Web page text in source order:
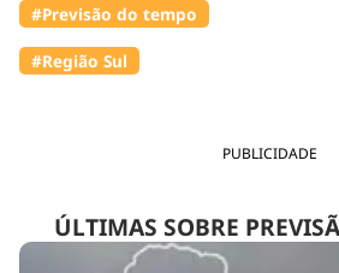
PUBLICIDADE
ÚLTIMAS SOBRE
#Previsão do tempo
#Região Sul